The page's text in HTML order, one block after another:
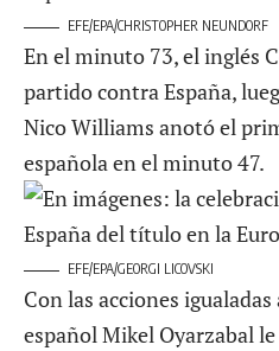
EFE/EPA/CHRISTOPHER NEUNDORF
En el minuto 73, el inglés
partido contra España,
Nico Williams anotó el
española en el minuto 47.
EFE/EPA/GEORGI LICOVSKI
Con las acciones
español Mikel Oyarzabal